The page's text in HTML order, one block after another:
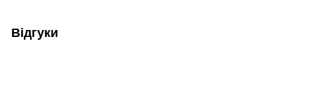
Відгуки